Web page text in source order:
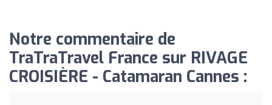
Notre commentaire de
TraTraTravel France sur RIVAGE
CROISIÈRE - Catamaran Cannes :